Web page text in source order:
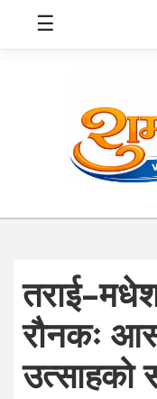
स्वास्थ्य
संघीय
प्रविधि
जीवनशैली
☰
रौनकः
उत्साहको